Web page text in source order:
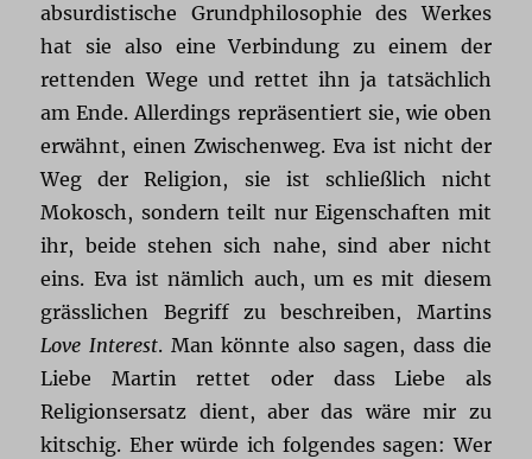
absurdistische Grundphilosophie des Werkes
hat sie also eine Verbindung zu einem der
rettenden Wege und rettet ihn ja tatsächlich
am Ende. Allerdings repräsentiert sie, wie oben
erwähnt, einen Zwischenweg. Eva ist nicht der
Weg der Religion, sie ist schließlich nicht
Mokosch, sondern teilt nur Eigenschaften mit
ihr, beide stehen sich nahe, sind aber nicht
eins. Eva ist nämlich auch, um es mit diesem
grässlichen Begriff zu beschreiben, Martins
Love Interest. Man könnte also sagen, dass die
Liebe Martin rettet oder dass Liebe als
Religionsersatz dient, aber das wäre mir zu
kitschig. Eher würde ich folgendes sagen: Wer